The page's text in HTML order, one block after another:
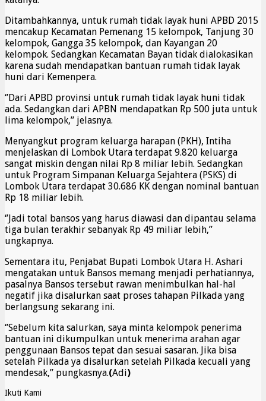
Ditambahkannya, untuk rumah tidak layak huni APBD 2015
mencakup Kecamatan Pemenang 15 kelompok, Tanjung 30
kelompok, Gangga 35 kelompok, dan Kayangan 20
kelompok. Sedangkan Kecamatan Bayan tidak dialokasikan
karena sudah mendapatkan bantuan rumah tidak layak
huni dari Kemenpera.
‘’Dari APBD provinsi untuk rumah tidak layak huni tidak
ada. Sedangkan dari APBN mendapatkan Rp 500 juta untuk
lima kelompok,” jelasnya.
Menyangkut program keluarga harapan (PKH), Intiha
menjelaskan di Lombok Utara terdapat 9.820 keluarga
sangat miskin dengan nilai Rp 8 miliar lebih. Sedangkan
untuk Program Simpanan Keluarga Sejahtera (PSKS) di
Lombok Utara terdapat 30.686 KK dengan nominal bantuan
Rp 18 miliar lebih.
‘’Jadi total bansos yang harus diawasi dan dipantau selama
tiga bulan terakhir sebanyak Rp 49 miliar lebih,”
ungkapnya.
Sementara itu, Penjabat Bupati Lombok Utara H. Ashari
mengatakan untuk Bansos memang menjadi perhatiannya,
pasalnya Bansos tersebut rawan menimbulkan hal-hal
negatif jika disalurkan saat proses tahapan Pilkada yang
berlangsung sekarang ini.
‘’Sebelum kita salurkan, saya minta kelompok penerima
bantuan ini dikumpulkan untuk menerima arahan agar
penggunaan Bansos tepat dan sesuai sasaran. Jika bisa
setelah Pilkada ya disalurkan setelah Pilkada kecuali yang
mendesak,” pungkasnya.(Adi)
Ikuti Kami